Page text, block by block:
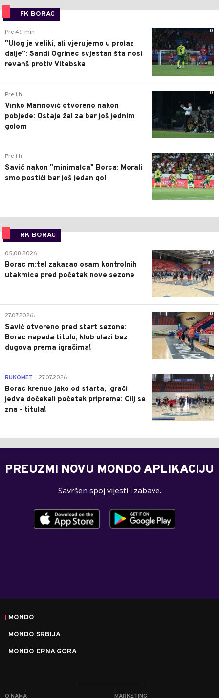
FK BORAC
0
Pre 49 min
"Ulog je veliki, ali vjerujemo u prolaz
dalje": Sandi Ogrinec svjestan šta nosi
revanš protiv Vitebska
0
Pre 1 h
Vinko Marinović otvoreno nakon
pobjede: Ostaje žal za bar još jednim
golom
0
Pre 1 h
Savić nakon "minimalca" Borca: Morali
smo postići bar još jedan gol
RK BORAC
0
05.08.2026.
Borac m:tel zakazao osam kontrolnih
utakmica pred početak nove sezone
0
27.07.2026.
Savić otvoreno pred start sezone:
Borac napada titulu, klub ulazi bez
dugova prema igračima!
0
RUKOMET 27.07.2026.
Borac krenuo jako od starta, igrači
jedva dočekali početak priprema: Cilj se
zna - titula!
PREUZMI NOVU MONDO APLIKACIJU
Savršen spoj vijesti i zabave.
MONDO
MONDO SRBIJA
MONDO CRNA GORA
O NAMA MARKETING